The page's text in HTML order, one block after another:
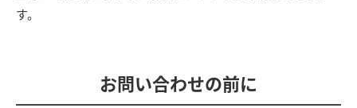
す。
お問い合わせの前に